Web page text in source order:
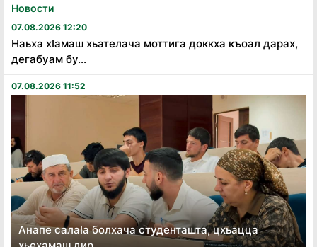
Новости
07.08.2026 12:20
Наьха хӏамаш хьателача моттига доккха къоал дарах,
дегабуам бу...
07.08.2026 11:52
Анапе салаӏа болхача студенташта, цхьацца